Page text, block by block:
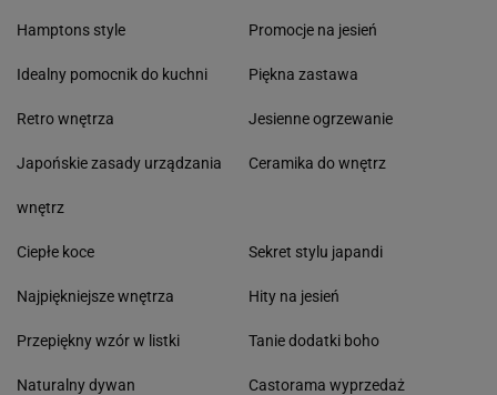
Hamptons style
Idealny pomocnik do kuchni
Retro wnętrza
Japońskie zasady urządzania
wnętrz
Promocje na jesień
Piękna zastawa
Jesienne ogrzewanie
Ceramika do wnętrz
Ciepłe koce
Najpiękniejsze wnętrza
Przepiękny wzór w listki
Naturalny dywan
Sekret stylu japandi
Hity na jesień
Tanie dodatki boho
Castorama wyprzedaż